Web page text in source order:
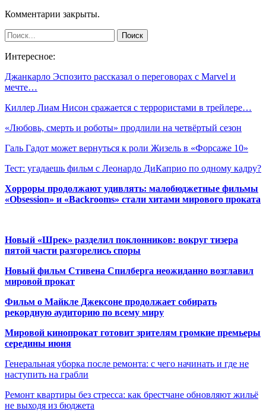
Комментарии закрыты.
Интересное:
Джанкарло Эспозито рассказал о переговорах с Marvel и
мечте…
Киллер Лиам Нисон сражается с террористами в трейлере…
«Любовь, смерть и роботы» продлили на четвёртый сезон
Галь Гадот может вернуться к роли Жизель в «Форсаже 10»
Тест: угадаешь фильм с Леонардо ДиКаприо по одному кадру?
Хорроры продолжают удивлять: малобюджетные фильмы
«Obsession» и «Backrooms» стали хитами мирового проката
Новый «Шрек» разделил поклонников: вокруг тизера
пятой части разгорелись споры
Новый фильм Стивена Спилберга неожиданно возглавил
мировой прокат
Фильм о Майкле Джексоне продолжает собирать
рекордную аудиторию по всему миру
Мировой кинопрокат готовит зрителям громкие премьеры
середины июня
Генеральная уборка после ремонта: с чего начинать и где не
наступить на грабли
Ремонт квартиры без стресса: как брестчане обновляют жильё
не выходя из бюджета